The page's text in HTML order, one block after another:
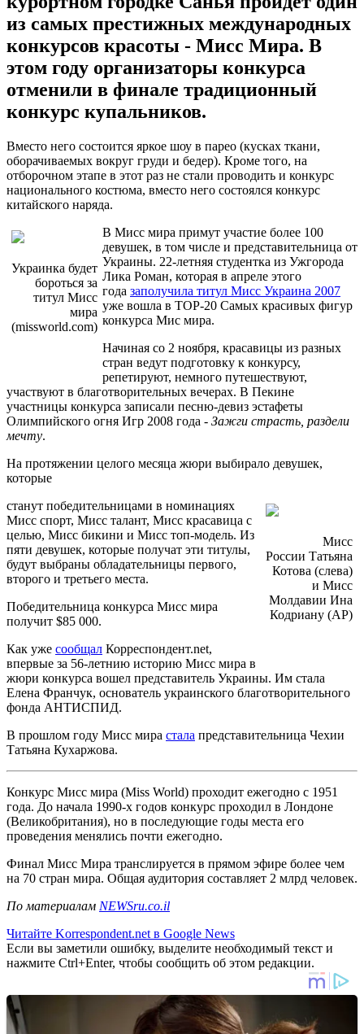
из самых престижных международных
конкурсов красоты - Мисс Мира. В
этом году организаторы конкурса
отменили в финале традиционный
конкурс купальников.
Вместо него состоится яркое шоу в парео (кусках ткани,
оборачиваемых вокруг груди и бедер). Кроме того, на
отборочном этапе в этот раз не стали проводить и конкурс
национального костюма, вместо него состоялся конкурс
китайского наряда.
Украинка будет
бороться за
титул Мисс
мира
(missworld.com)
В Мисс мира примут участие более 100
девушек, в том числе и представительница от
Украины. 22-летняя студентка из Ужгорода
Лика Роман, которая в апреле этого
года заполучила титул Мисс Украина 2007
уже вошла в TOP-20 Самых красивых фигур
конкурса Мис мира.
Начиная со 2 ноября, красавицы из разных
стран ведут подготовку к конкурсу,
репетируют, немного путешествуют,
участвуют в благотворительных вечерах. В Пекине
участницы конкурса записали песню-девиз эстафеты
Олимпийского огня Игр 2008 года - Зажги страсть, раздели
мечту.
На протяжении целого месяца жюри выбирало девушек,
которые
Мисс
России Татьяна
Котова (слева)
и Мисс
Молдавии Ина
Кодриану (АР)
станут победительницами в номинациях
Мисс спорт, Мисс талант, Мисс красавица с
целью, Мисс бикини и Мисс топ-модель. Из
пяти девушек, которые получат эти титулы,
будут выбраны обладательницы первого,
второго и третьего места.
Победительница конкурса Мисс мира
получит $85 000.
Как уже сообщал Корреспондент.net,
впервые за 56-летнию историю Мисс мира в
жюри конкурса вошел представитель Украины. Им стала
Елена Франчук, основатель украинского благотворительного
фонда АНТИСПИД.
В прошлом году Мисс мира стала представительница Чехии
Татьяна Кухаржова.
Конкурс Мисс мира (Miss World) проходит ежегодно с 1951
года. До начала 1990-х годов конкурс проходил в Лондоне
(Великобритания), но в последующие годы места его
проведения менялись почти ежегодно.
Финал Мисс Мира транслируется в прямом эфире более чем
на 70 стран мира. Общая аудитория составляет 2 млрд человек.
По материалам NEWSru.co.il
Читайте Korrespondent.net в Google News
Если вы заметили ошибку, выделите необходимый текст и
нажмите Ctrl+Enter, чтобы сообщить об этом редакции.